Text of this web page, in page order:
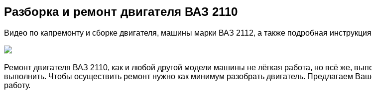
Разборка и ремонт двигателя ВАЗ 2110
Видео по капремонту и сборке двигателя, машины марки ВАЗ 2112, а также подробная
Ремонт двигателя ВАЗ 2110, как и любой другой модели машины не лёгкая работа, но всё же,
выполнить. Чтобы осуществить ремонт нужно как минимум разобрать двигатель. Предлагаем
работу.